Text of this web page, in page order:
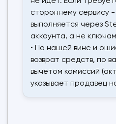
стороннему сервису -
выполняется через
аккаунта, а не
• По нашей вине и
возврат средств, по
вычетом комиссий
указывает продавец